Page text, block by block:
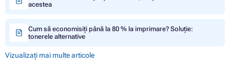
acestea
Cum să economisiți până la 80 % la imprimare? Soluție:
tonerele alternative
Vizualizați mai multe articole